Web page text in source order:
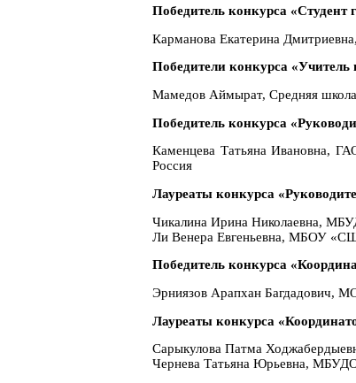
Победитель конкурса «Студент
Карманова Екатерина
Победители конкурса «Учитель
Мамедов Аймырат, Средняя
Победитель конкурса
Каменцева Татьяна Ивановна,
Россия
Лауреаты конкурса
Чикалина Ирина Николаевна,
Ли Венера Евгеньевна, МБОУ
Победитель конкурса
Эрниязов Арапхан Багдадович,
Лауреаты конкурса
Сарыкулова Патма
Чернева Татьяна Юрьевна,